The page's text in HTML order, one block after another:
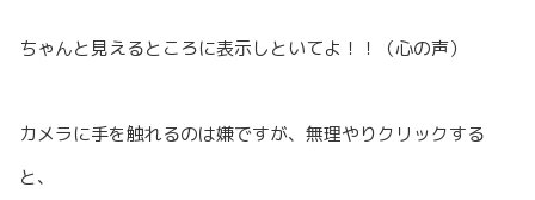
ちゃんと見えるところに表示しといてよ！！（心の声）
カメラに手を触れるのは嫌ですが、無理やりクリックする
と、